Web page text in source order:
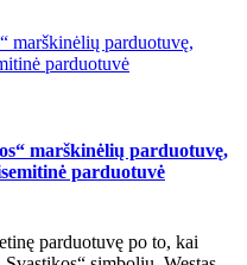
marškinėlių parduotuvę,
parduotuvė
marškinėlių parduotuvę,
parduotuvė
parduotuvę po to, kai